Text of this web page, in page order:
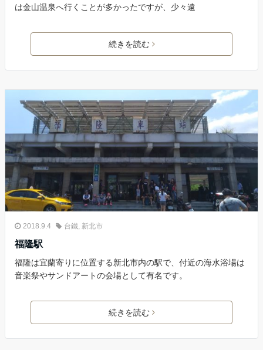
は金山温泉へ行くことが多かったですが、少々遠
続きを読む
2018.9.4 台鐵, 新北市
福隆駅
福隆は宜蘭寄りに位置する新北市内の駅で、付近の海水浴場は
音楽祭やサンドアートの会場として有名です。
続きを読む